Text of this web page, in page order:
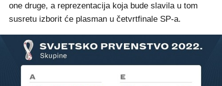
one druge, a reprezentacija koja bude slavila u tom
susretu izborit će plasman u četvrtfinale SP-a.